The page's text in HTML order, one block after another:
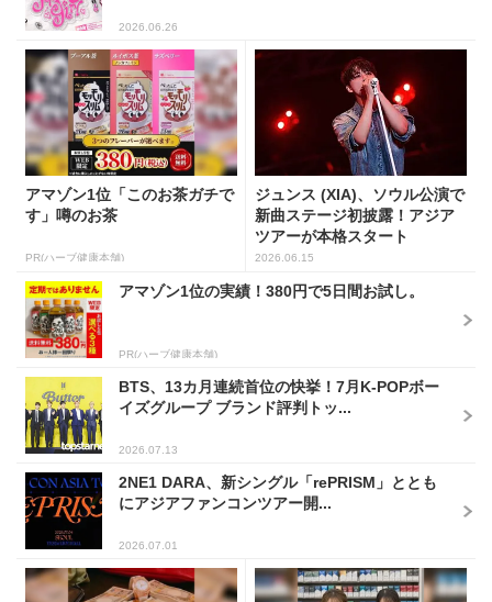
2026.06.26
アマゾン1位「このお茶ガチで
す」噂のお茶
PR(ハーブ健康本舗)
ジュンス (XIA)、ソウル公演で
新曲ステージ初披露！アジア
ツアーが本格スタート
2026.06.15
アマゾン1位の実績！380円で5日間お試し。
PR(ハーブ健康本舗)
BTS、13カ月連続首位の快挙！7月K-POPボー
イズグループ ブランド評判トッ...
2026.07.13
2NE1 DARA、新シングル「rePRISM」ととも
にアジアファンコンツアー開...
2026.07.01